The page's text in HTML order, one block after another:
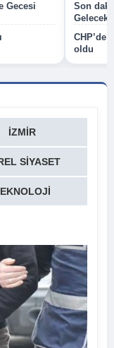
Gecesi
Son
Gelecek
CHP’de
oldu
İZMIR
SIYASET